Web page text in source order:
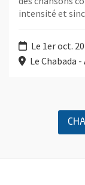
intensité et
Le 1er oct.
Le Chabada -